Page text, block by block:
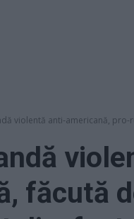
violentă anti-americană, pro-
făcută